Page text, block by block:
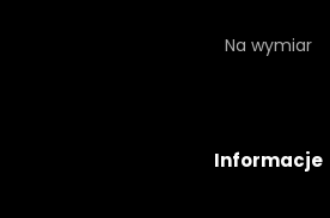
Na wymiar
Informacje